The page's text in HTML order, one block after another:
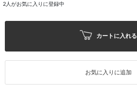
2 人がお気に入りに登録中
カートに入れる
お気に入りに追加